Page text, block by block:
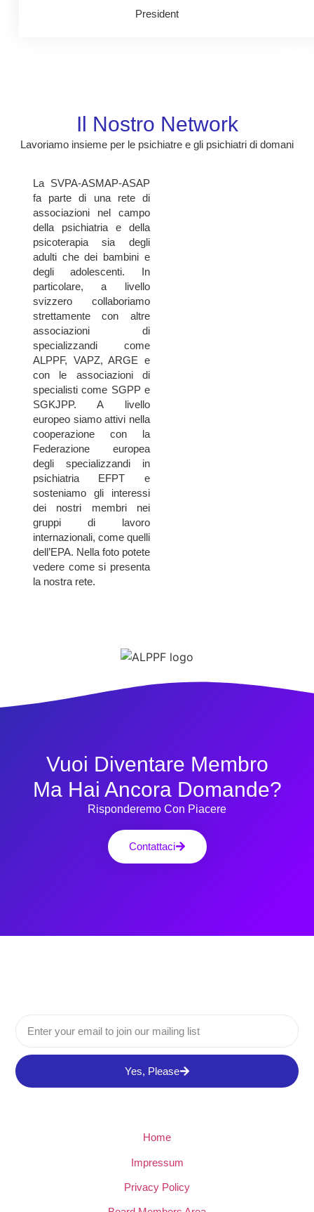
President
Il Nostro Network
Lavoriamo insieme per le psichiatre e gli psichiatri di domani
La SVPA-ASMAP-ASAP
fa parte di una rete di
associazioni nel campo
della psichiatria e della
psicoterapia sia degli
adulti che dei bambini e
degli adolescenti. In
particolare, a livello
svizzero collaboriamo
strettamente con altre
associazioni di
specializzandi come
ALPPF, VAPZ, ARGE e
con le associazioni di
specialisti come SGPP e
SGKJPP. A livello
europeo siamo attivi nella
cooperazione con la
Federazione europea
degli specializzandi in
psichiatria EFPT e
sosteniamo gli interessi
dei nostri membri nei
gruppi di lavoro
internazionali, come quelli
dell’EPA. Nella foto potete
vedere come si presenta
la nostra rete.
Vuoi Diventare Membro
Ma Hai Ancora Domande?
Risponderemo Con Piacere
Contattaci
Yes, Please
Home
Impressum
Privacy Policy